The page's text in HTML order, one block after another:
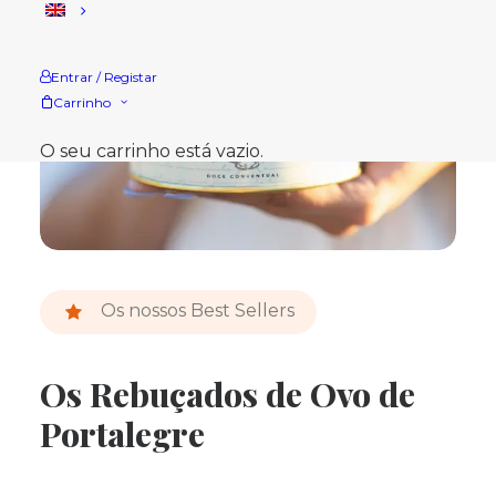
Entrar / Registar
Carrinho
O seu carrinho está vazio.
Os nossos Best Sellers
Os Rebuçados de Ovo de
Portalegre